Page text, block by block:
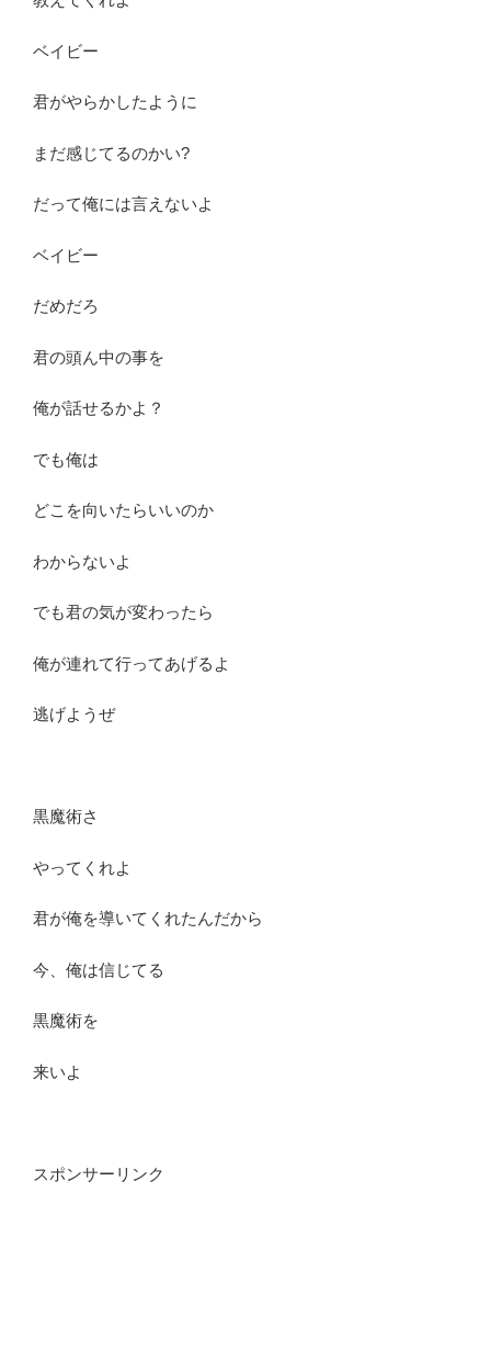
ベイビー
君がやらかしたように
まだ感じてるのかい?
だって俺には言えないよ
ベイビー
だめだろ
君の頭ん中の事を
俺が話せるかよ？
でも俺は
どこを向いたらいいのか
わからないよ
でも君の気が変わったら
俺が連れて行ってあげるよ
逃げようぜ
黒魔術さ
やってくれよ
君が俺を導いてくれたんだから
今、俺は信じてる
黒魔術を
来いよ
スポンサーリンク